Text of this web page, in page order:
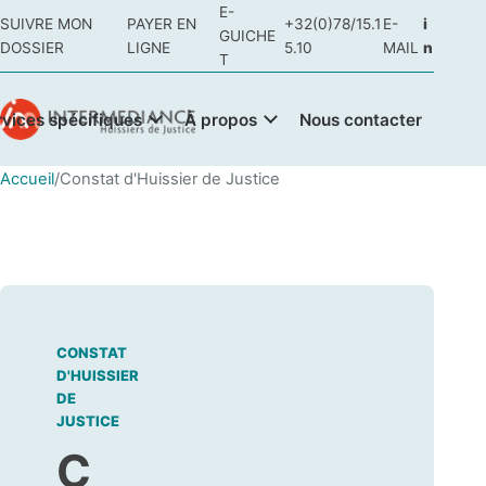
SUIVRE MON
DOSSIER
PAYER EN
LIGNE
E-
GUICHE
T
+32(0)78/15.1
5.10
E-
MAIL
i
n
spécifiques À propos Nous contacter
Accueil/Constat d'Huissier de Justice
CONSTAT
D'HUISSIER
DE
JUSTICE
C